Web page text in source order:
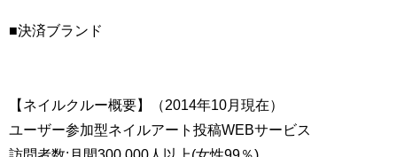
■決済ブランド
【ネイルクルー概要】（2014年10月現在）
ユーザー参加型ネイルアート投稿WEBサービス